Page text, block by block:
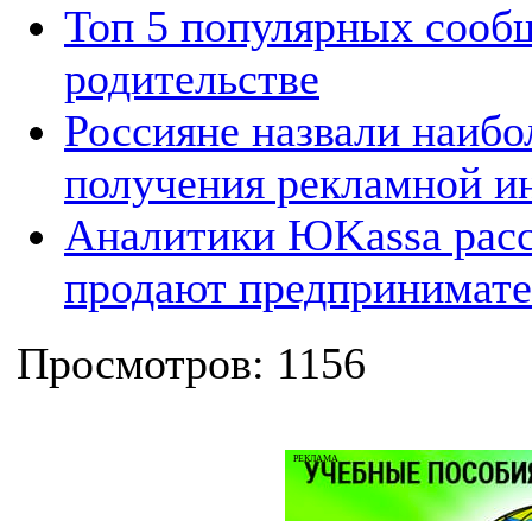
Топ 5 популярных
родительстве
Россияне назвали
получения рекламной
Аналитики ЮKassa
продают
Просмотров: 1156
РЕКЛАМА